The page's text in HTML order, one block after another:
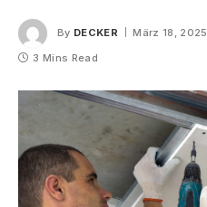
By DECKER März 18, 2025
3 Mins Read